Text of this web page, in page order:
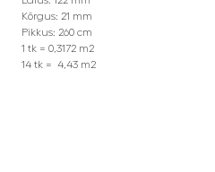
Kõrgus: 21 mm
Pikkus: 260 cm
1 tk = 0,3172 m2
14 tk = 4,43 m2